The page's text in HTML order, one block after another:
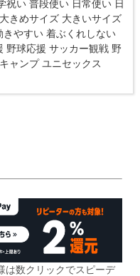
祝い 普段使い 日常使い 日
きめサイズ 大きいサイズ
やすい 着ぶくれしない
野球応援 サッカー観戦 野
ャンプ ユニセックス
は数クリックでスピーデ